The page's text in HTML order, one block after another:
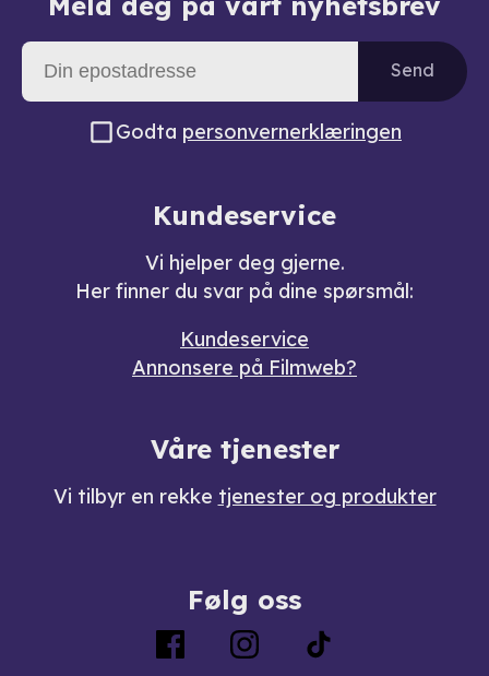
Send
Godta personvernerklæringen
Kundeservice
Vi hjelper deg gjerne.
Her finner du svar på dine spørsmål:
Kundeservice
Annonsere på Filmweb?
Våre tjenester
Vi tilbyr en rekke tjenester og produkter
Følg oss